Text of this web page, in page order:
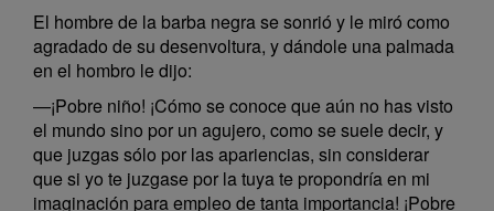
El hombre de la barba negra se sonrió y le miró como
agradado de su desenvoltura, y dándole una palmada
en el hombro le dijo:
—¡Pobre niño! ¡Cómo se conoce que aún no has visto
el mundo sino por un agujero, como se suele decir, y
que juzgas sólo por las apariencias, sin considerar
que si yo te juzgase por la tuya te propondría en mi
imaginación para empleo de tanta importancia! ¡Pobre